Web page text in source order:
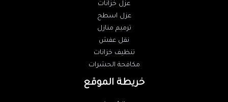
عزل خزانات
عزل اسطح
ترميم منازل
نقل عفش
تنظيف خزانات
مكافحة الحشرات
خريطة الموقع